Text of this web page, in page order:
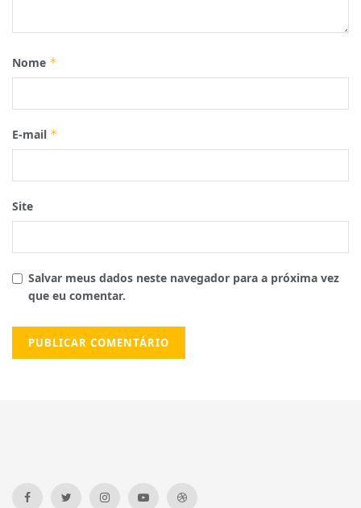
Nome *
E-mail *
Site
Salvar meus dados neste navegador para a próxima vez
que eu comentar.